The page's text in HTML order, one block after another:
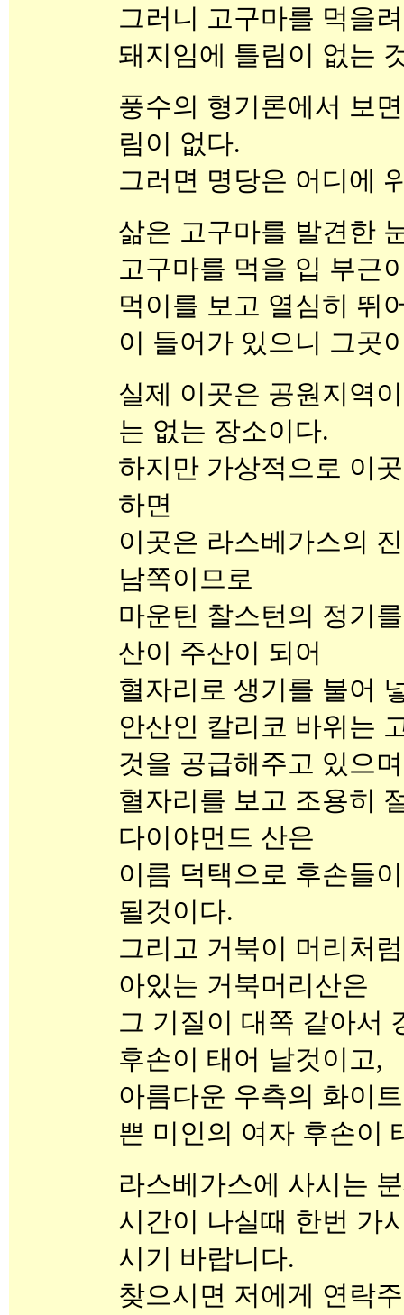
그러니 고구마를 먹을
돼지임에 틀림이 없는
풍수의 형기론에서 보
림이 없다.
그러면 명당은 어디에
삶은 고구마를 발견한
고구마를 먹을 입 부근
먹이를 보고 열심히 뛰
이 들어가 있으니 그곳
실제 이곳은 공원지역
는 없는 장소이다.
하지만 가상적으로 이
하면
이곳은 라스베가스의
남쪽이므로
마운틴 찰스턴의 정기
산이 주산이 되어
혈자리로 생기를 불어
안산인 칼리코 바위는
것을 공급해주고 있으
혈자리를 보고 조용히
다이야먼드 산은
이름 덕택으로 후손들
될것이다.
그리고 거북이 머리처
아있는 거북머리산은
그 기질이 대쪽 같아서
후손이 태어 날것이고,
아름다운 우측의 화이
쁜 미인의 여자 후손이
라스베가스에 사시는
시간이 나실때 한번 가
시기 바랍니다.
찾으시면 저에게 연락